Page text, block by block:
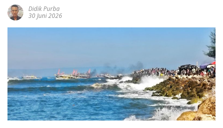
Didik Purba
30 Juni 2026